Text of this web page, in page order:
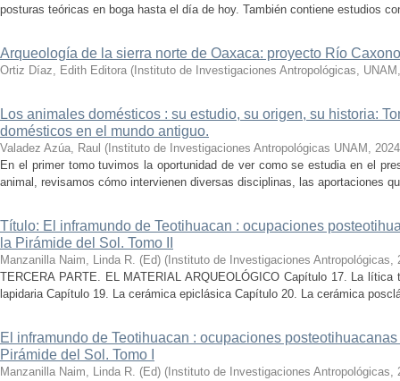
posturas teóricas en boga hasta el día de hoy. También contiene estudios
Arqueología de la sierra norte de Oaxaca: proyecto Río
Ortiz Díaz, Edith Editora ( Instituto de Investigaciones Antropológicas, UNAM
Los animales domésticos : su estudio, su origen, su historia:
domésticos en el mundo antiguo.
Valadez Azúa, Raul ( Instituto de Investigaciones Antropológicas UNAM , 2024
En el primer tomo tuvimos la oportunidad de ver como se estudia en el
animal, revisamos cómo intervienen diversas disciplinas, las aportaciones
Título: El inframundo de Teotihuacan : ocupaciones
la Pirámide del Sol. Tomo II
Manzanilla Naim, Linda R. (Ed) ( Instituto de Investigaciones Antropológicas,
TERCERA PARTE. EL MATERIAL ARQUEOLÓGICO Capítulo 17. La
lapidaria Capítulo 19. La cerámica epiclásica Capítulo 20. La cerámica
El inframundo de Teotihuacan : ocupaciones
Pirámide del Sol. Tomo I
Manzanilla Naim, Linda R. (Ed) ( Instituto de Investigaciones Antropológicas,